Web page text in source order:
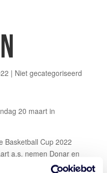
| Niet gecategoriseerd
Basketball Cup 2022
a.s. nemen Donar en
tegen elkaar op in de